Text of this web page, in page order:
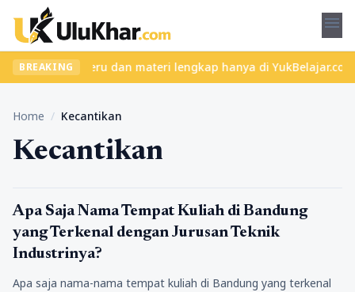
menu
BREAKING
kelas seru dan materi lengkap hanya di YukBelajar.com.
Home / Kecantikan
Kecantikan
Kecantikan
Apa Saja Nama Tempat Kuliah di Bandung
yang Terkenal dengan Jurusan Teknik
Industrinya?
Apa saja nama-nama tempat kuliah di Bandung yang terkenal